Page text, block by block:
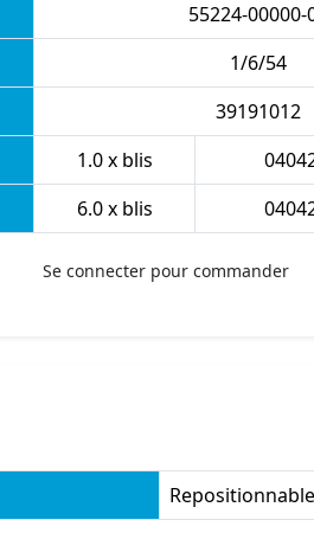
55224-00000-
1/6/54
39191012
1.0 x blis
6.0 x blis
Se connecter pour commander
Repositionnable